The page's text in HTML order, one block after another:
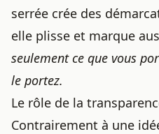
serrée crée des
elle plisse et marque
seulement ce que vous
le portez.
Le rôle de la
Contrairement à une